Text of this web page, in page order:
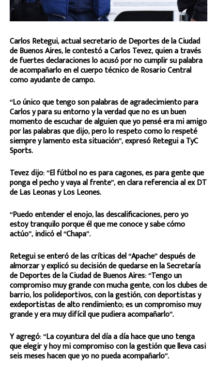
Carlos Retegui, actual secretario de Deportes de la Ciudad
de Buenos Aires, le contestó a Carlos Tevez, quien a través
de fuertes declaraciones lo acusó por no cumplir su palabra
de acompañarlo en el cuerpo técnico de Rosario Central
como ayudante de campo.
“Lo único que tengo son palabras de agradecimiento para
Carlos y para su entorno y la verdad que no es un buen
momento de escuchar de alguien que yo pensé era mi amigo
por las palabras que dijo, pero lo respeto como lo respeté
siempre y lamento esta situación”, expresó Retegui a TyC
Sports.
Tevez dijo: “El fútbol no es para cagones, es para gente que
ponga el pecho y vaya al frente”, en clara referencia al ex DT
de Las Leonas y Los Leones.
“Puedo entender el enojo, las descalificaciones, pero yo
estoy tranquilo porque él que me conoce y sabe cómo
actúo”, indicó el “Chapa”.
Retegui se enteró de las críticas del “Apache” después de
almorzar y explicó su decisión de quedarse en la Secretaría
de Deportes de la Ciudad de Buenos Aires: “Tengo un
compromiso muy grande con mucha gente, con los clubes de
barrio, los polideportivos, con la gestión, con deportistas y
exdeportistas de alto rendimiento; es un compromiso muy
grande y era muy difícil que pudiera acompañarlo”.
Y agregó: “La coyuntura del día a día hace que uno tenga
que elegir y hoy mi compromiso con la gestión que lleva casi
seis meses hacen que yo no pueda acompañarlo”.